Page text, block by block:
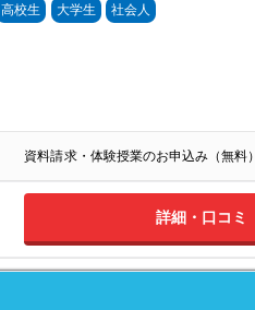
高校生 大学生 社会人
資料請求・体験授業のお申込み（無料）
詳細・口コミ